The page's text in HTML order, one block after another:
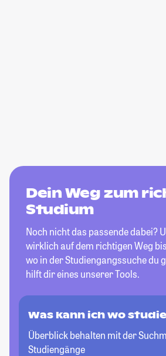
Dein Weg zum
Studium
Noch nicht das passende dabei?
wirklich auf dem richtigen Weg
wo in der Studiengangssuche du
hilft dir eines unserer Tools.
Was kann ich wo
Überblick behalten mit der
Studiengänge